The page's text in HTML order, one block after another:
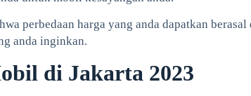
perbedaan harga yang anda dapatkan berasal
anda inginkan.
di Jakarta 2023